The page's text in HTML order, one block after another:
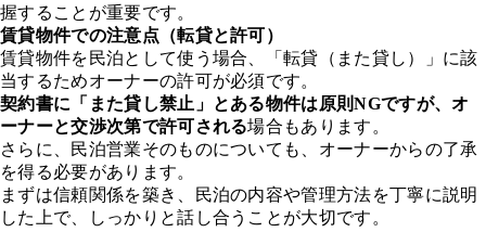
握することが重要です。
賃貸物件での注意点（転貸と許可）
賃貸物件を民泊として使う場合、「転貸（また貸し）」に該
当するためオーナーの許可が必須です。
契約書に「また貸し禁止」とある物件は原則NGですが、オ
ーナーと交渉次第で許可される場合もあります。
さらに、民泊営業そのものについても、オーナーからの了承
を得る必要があります。
まずは信頼関係を築き、民泊の内容や管理方法を丁寧に説明
した上で、しっかりと話し合うことが大切です。